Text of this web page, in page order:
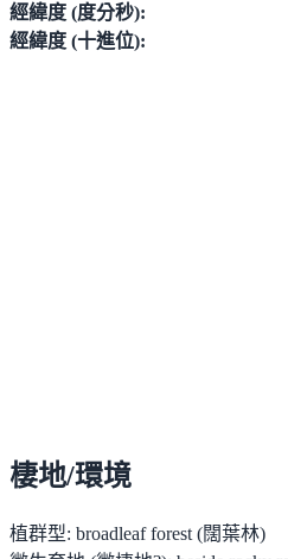
經緯度 (度分秒):
經緯度 (十進位):
棲地/環境
植群型: broadleaf forest (闊葉林)